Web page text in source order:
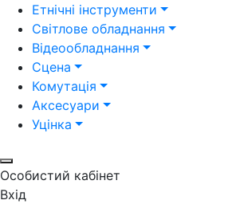
Етнічні інструменти
Світлове обладнання
Відеообладнання
Сцена
Комутація
Аксесуари
Уцінка
Особистий кабінет
Вхід